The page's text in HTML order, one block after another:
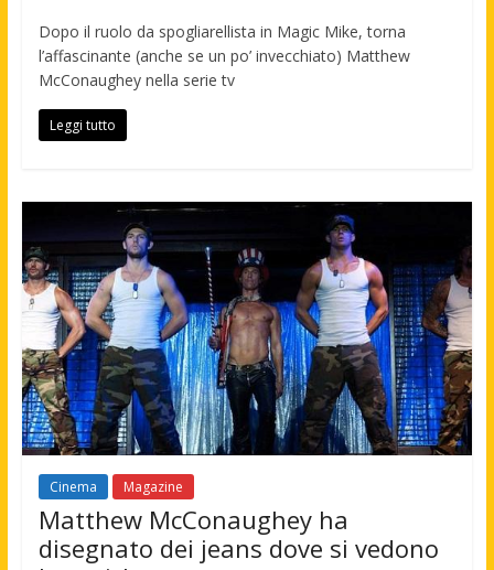
Dopo il ruolo da spogliarellista in Magic Mike, torna
l’affascinante (anche se un po’ invecchiato) Matthew
McConaughey nella serie tv
Leggi tutto
Cinema Magazine
Matthew McConaughey ha
disegnato dei jeans dove si vedono